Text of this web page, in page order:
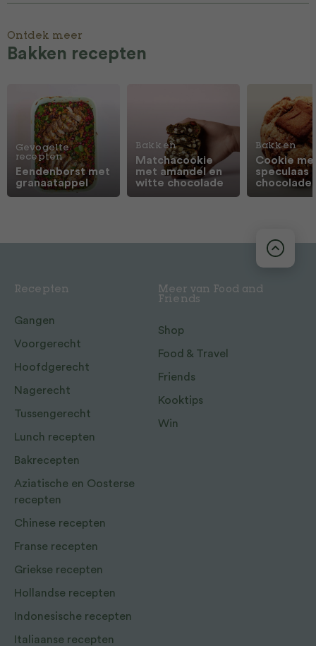
Ontdek meer
Bakken recepten
Gevogelte
recepten
Eendenborst met
granaatappel
Bakken
Matchacookie
met amandel en
witte chocolade
Bakken
Cookie
speculaas
chocolade
Recepten
Gangen
Voorgerecht
Hoofdgerecht
Nagerecht
Tussengerecht
Lunch recepten
Bakrecepten
Aziatische en Oosterse
recepten
Chinese recepten
Franse recepten
Griekse recepten
Hollandse recepten
Indonesische recepten
Italiaanse recepten
Meer van Food and
Friends
Shop
Food & Travel
Friends
Kooktips
Win